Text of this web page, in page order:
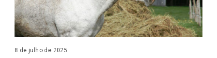
8 de julho de 2025